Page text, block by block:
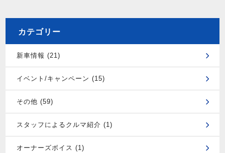
カテゴリー
新車情報 (21)
イベント/キャンペーン (15)
その他 (59)
スタッフによるクルマ紹介 (1)
オーナーズボイス (1)